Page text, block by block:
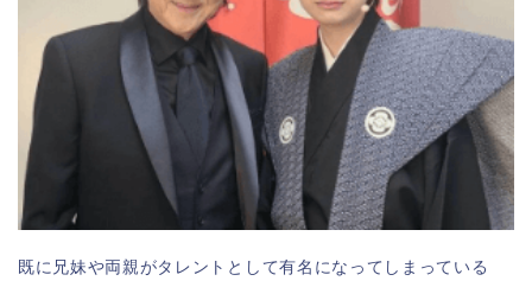
既に兄妹や両親がタレントとして有名になってしまっている